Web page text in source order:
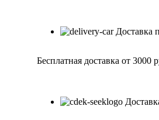
Доставка
Бесплатная доставка от 3000